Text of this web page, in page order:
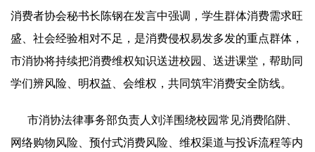
消费者协会秘书长陈钢在发言中强调，学生群体消费需求旺
盛、社会经验相对不足，是消费侵权易发多发的重点群体，
市消协将持续把消费维权知识送进校园、送进课堂，帮助同
学们辨风险、明权益、会维权，共同筑牢消费安全防线。
市消协法律事务部负责人刘洋围绕校园常见消费陷阱、
网络购物风险、预付式消费风险、维权渠道与投诉流程等内